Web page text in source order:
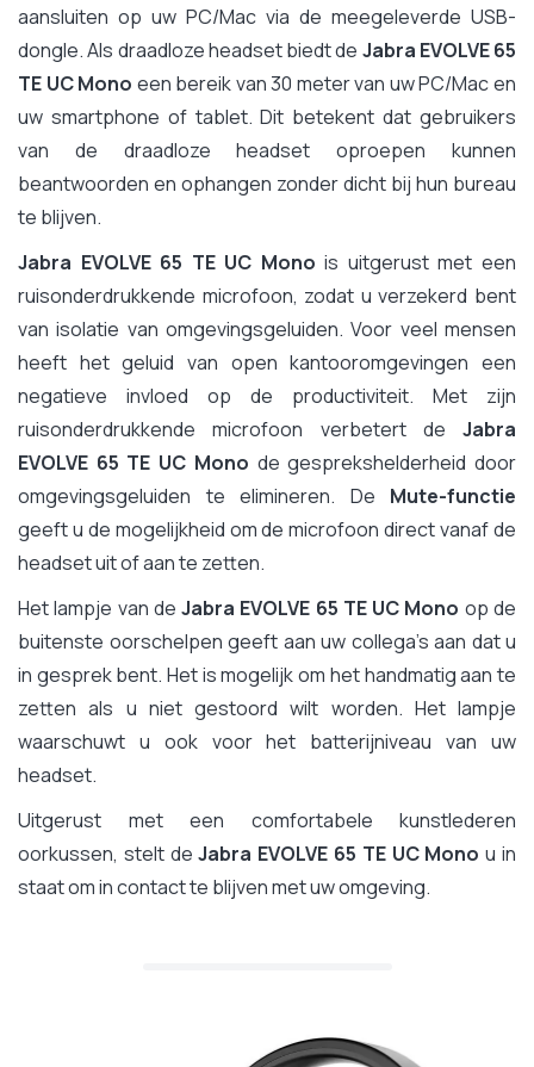
aansluiten op uw PC/Mac via de meegeleverde USB-
dongle. Als draadloze headset biedt de Jabra EVOLVE 65
TE UC Mono een bereik van 30 meter van uw PC/Mac en
uw smartphone of tablet. Dit betekent dat gebruikers
van de draadloze headset oproepen kunnen
beantwoorden en ophangen zonder dicht bij hun bureau
te blijven.
Jabra EVOLVE 65 TE UC Mono is uitgerust met een
ruisonderdrukkende microfoon, zodat u verzekerd bent
van isolatie van omgevingsgeluiden. Voor veel mensen
heeft het geluid van open kantooromgevingen een
negatieve invloed op de productiviteit. Met zijn
ruisonderdrukkende microfoon verbetert de Jabra
EVOLVE 65 TE UC Mono de gesprekshelderheid door
omgevingsgeluiden te elimineren. De Mute-functie
geeft u de mogelijkheid om de microfoon direct vanaf de
headset uit of aan te zetten.
Het lampje van deJabra EVOLVE 65 TE UC Mono op de
buitenste oorschelpen geeft aan uw collega's aan dat u
in gesprek bent. Het is mogelijk om het handmatig aan te
zetten als u niet gestoord wilt worden. Het lampje
waarschuwt u ook voor het batterijniveau van uw
headset.
Uitgerust met een comfortabele kunstlederen
oorkussen, stelt deJabra EVOLVE 65 TE UC Mono u in
staat om in contact te blijven met uw omgeving.